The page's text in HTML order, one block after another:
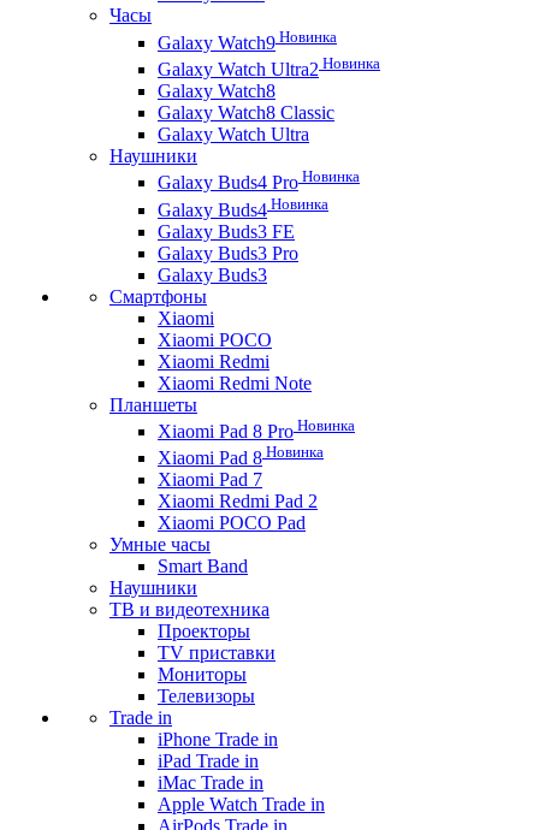
Часы
Galaxy Watch9 Новинка
Galaxy Watch Ultra2 Новинка
Galaxy Watch8
Galaxy Watch8 Classic
Galaxy Watch Ultra
Наушники
Galaxy Buds4 Pro Новинка
Galaxy Buds4 Новинка
Galaxy Buds3 FE
Galaxy Buds3 Pro
Galaxy Buds3
Смартфоны
Xiaomi
Xiaomi POCO
Xiaomi Redmi
Xiaomi Redmi Note
Планшеты
Xiaomi Pad 8 Pro Новинка
Xiaomi Pad 8 Новинка
Xiaomi Pad 7
Xiaomi Redmi Pad 2
Xiaomi POCO Pad
Умные часы
Smart Band
Наушники
ТВ и видеотехника
Проекторы
TV приставки
Мониторы
Телевизоры
Trade in
iPhone Trade in
iPad Trade in
iMac Trade in
Apple Watch Trade in